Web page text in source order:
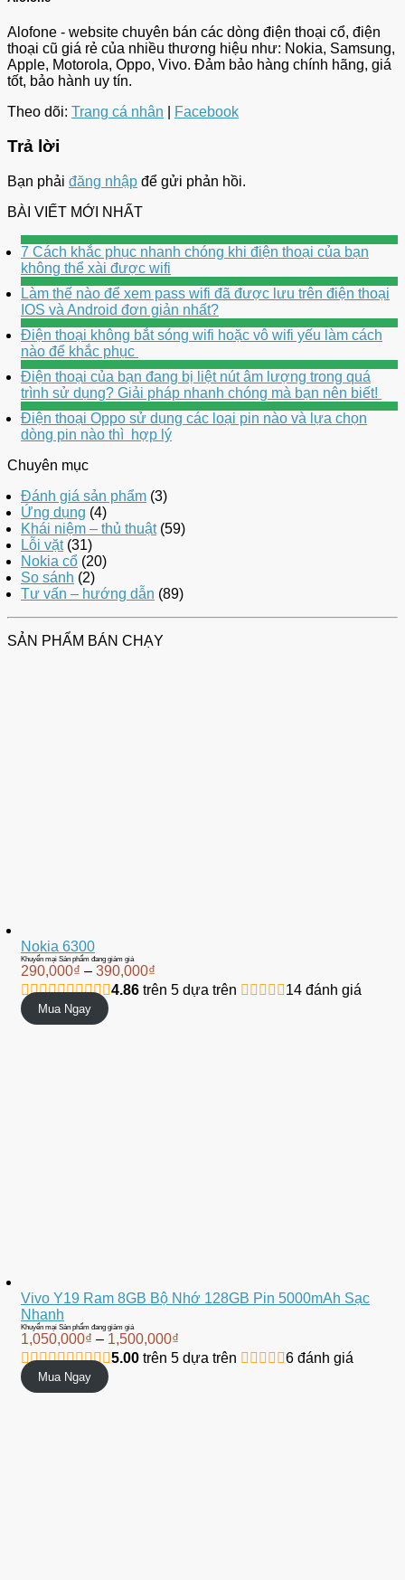
Alofone - website chuyên bán các dòng điện thoại cổ, điện
thoại cũ giá rẻ của nhiều thương hiệu như: Nokia, Samsung,
Apple, Motorola, Oppo, Vivo. Đảm bảo hàng chính hãng, giá
tốt, bảo hành uy tín.
Theo dõi: Trang cá nhân Facebook
Trả lời
Bạn phải đăng nhập để gửi phản hồi.
BÀI VIẾT MỚI NHẤT
7 Cách khắc phục nhanh chóng khi điện thoại của bạn
không thể xài được wifi
Làm thế nào để xem pass wifi đã được lưu trên điện thoại
IOS và Android đơn giản nhất?
Điện thoại không bắt sóng wifi hoặc vô wifi yếu làm cách
nào để khắc phục
Điện thoại của bạn đang bị liệt nút âm lượng trong quá
trình sử dụng? Giải pháp nhanh chóng mà bạn nên biết!
Điện thoại Oppo sử dụng các loại pin nào và lựa chọn
dòng pin nào thì hợp lý
Chuyên mục
Đánh giá sản phẩm (3)
Ứng dụng (4)
Khái niệm – thủ thuật(59)
Lỗi vặt(31)
Nokia cổ (20)
So sánh (2)
Tư vấn – hướng dẫn (89)
SẢN PHẨM BÁN CHẠY
Nokia 6300
Khuyến mại Sản phẩm đang giảm giá
290,000₫ – 390,000₫
4.86 trên 5 dựa trên 14 đánh giá
Mua Ngay
Vivo Y19 Ram 8GB Bộ Nhớ 128GB Pin 5000mAh Sạc
Nhanh
Khuyến mại Sản phẩm đang giảm giá
1,050,000₫ – 1,500,000₫
5.00 trên 5 dựa trên 6 đánh giá
Mua Ngay